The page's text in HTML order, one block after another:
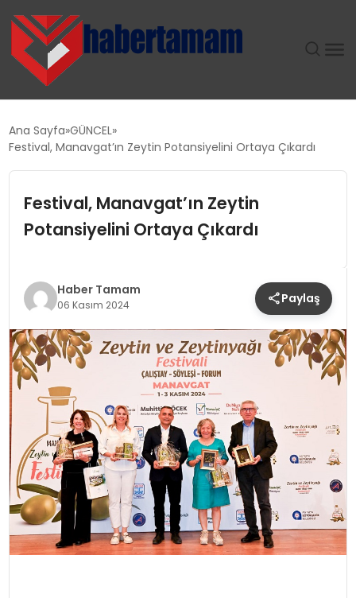
SPOR
EKONOMI
MAGAZIN
SIYASET
EĞITIM
YAŞAM
Ana Sayfa GÜNCEL
Festival, Manavgat’ın Zeytin Potansiyelini Ortaya Çıkardı
Festival, Manavgat’ın Zeytin
Potansiyelini Ortaya Çıkardı
Haber Tamam
06 Kasım 2024 Paylaş